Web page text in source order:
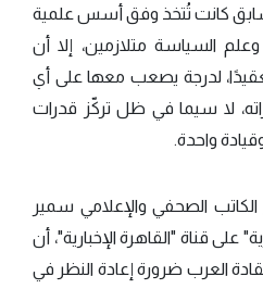
كانت تُتخذ وفق أسس علمية
السياسة متلازمين، إلا أن
لدرجة يصعب معها على أي
لا سيما في ظل تركّز قدرات
واحدة.
الصحفي والإعلامي سمير
قناة "القاهرة الإخبارية"، أن
العرب ضرورة إعادة النظر في